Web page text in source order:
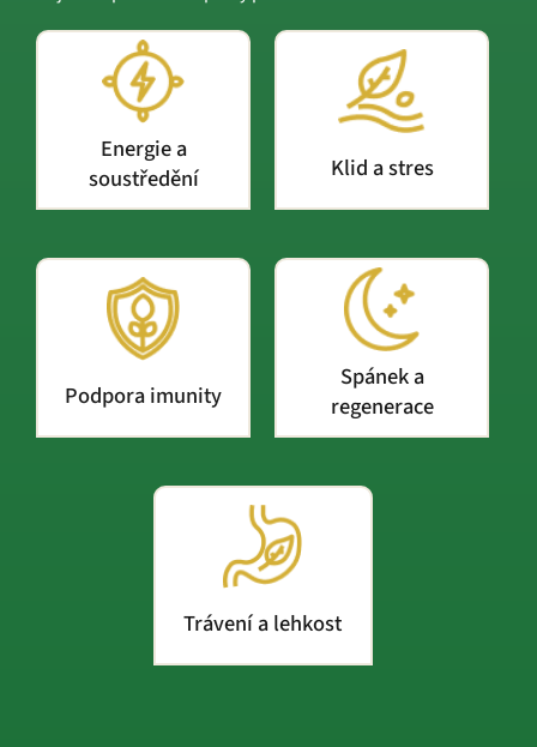
Energie a
soustředění
Klid a stres
Podpora imunity
Spánek a
regenerace
Trávení a lehkost